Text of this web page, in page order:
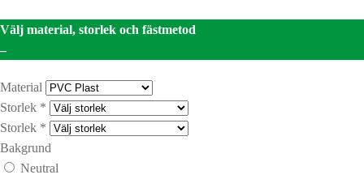
Välj material, storlek och fästmetod
–
Material
Storlek *
Storlek *
Bakgrund
Neutral